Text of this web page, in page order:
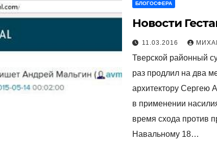
БЛОГОСФЕРА
Новости
11.03.2016
Тверской районный
раз продлил на два
архитектору Сергею
в применении
время схода против
Навальному 18…